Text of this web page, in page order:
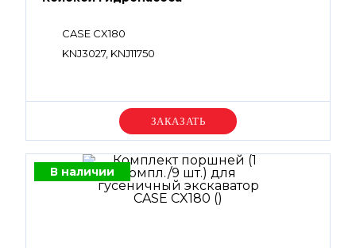
CASE CX180
KNJ3027, KNJ11750
Уточняйте цену
В наличии